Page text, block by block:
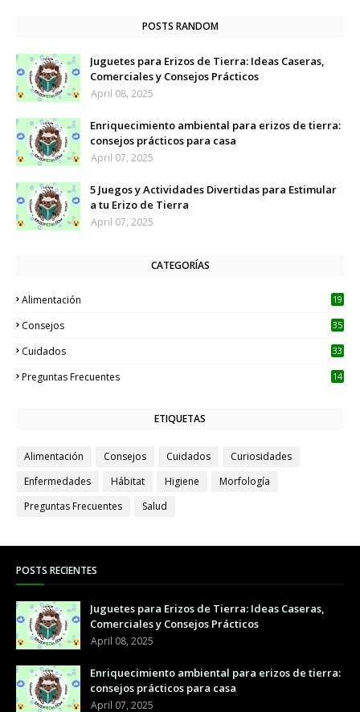
POSTS RANDOM
Juguetes para Erizos de Tierra: Ideas Caseras,
Comerciales y Consejos Prácticos
April 08, 2025
Enriquecimiento ambiental para erizos de tierra:
consejos prácticos para casa
April 07, 2025
5 Juegos y Actividades Divertidas para Estimular
a tu Erizo de Tierra
April 07, 2025
CATEGORÍAS
Alimentación 19
Consejos 35
Cuidados 33
Preguntas Frecuentes 14
ETIQUETAS
Alimentación Consejos Cuidados
Curiosidades
Enfermedades
Hábitat Higiene
Morfología
Preguntas Frecuentes
Salud
POSTS RECIENTES
Juguetes para Erizos de Tierra: Ideas Caseras,
Comerciales y Consejos Prácticos
April 08, 2025
Enriquecimiento ambiental para erizos de tierra:
consejos prácticos para casa
April 07, 2025